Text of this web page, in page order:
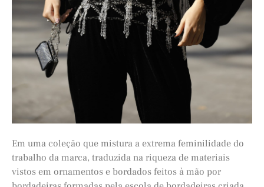
Em uma coleção que mistura a extrema feminilidade do
trabalho da marca, traduzida na riqueza de materiais
vistos em ornamentos e bordados feitos à mão por